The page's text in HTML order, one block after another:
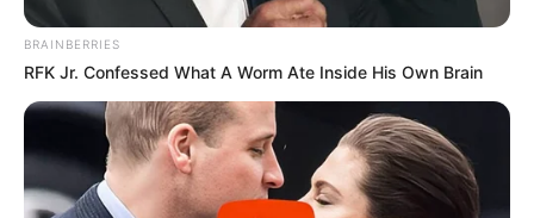
BRAINBERRIES
RFK Jr. Confessed What A Worm Ate Inside His Own Brain